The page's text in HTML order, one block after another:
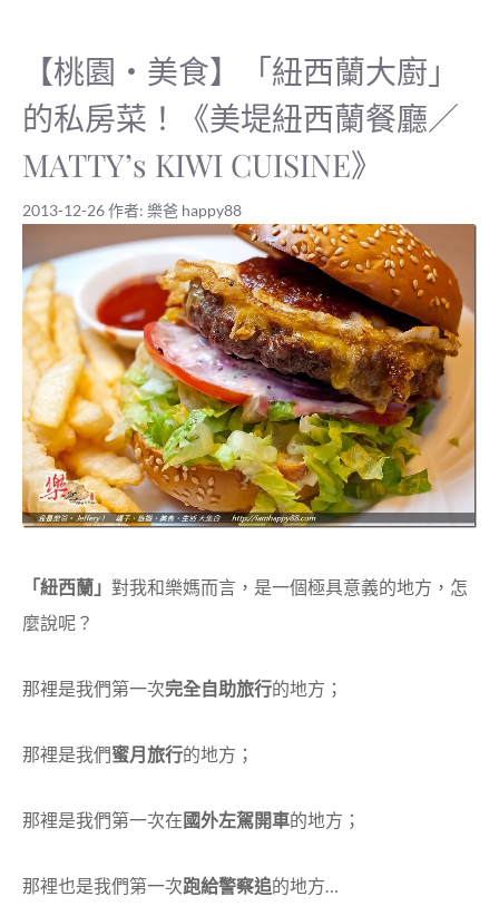
【桃園‧美食】「紐西蘭大廚」
的私房菜！《美堤紐西蘭餐廳／
MATTY’s KIWI CUISINE》
2013-12-26作者: 樂爸 happy88
「紐西蘭」 對我和樂媽而言，是一個極具意義的地方，怎
麼說呢？
那裡是我們第一次完全自助旅行的地方；
那裡是我們蜜月旅行的地方；
那裡是我們第一次在國外左駕開車的地方；
那裡也是我們第一次跑給警察追的地方…